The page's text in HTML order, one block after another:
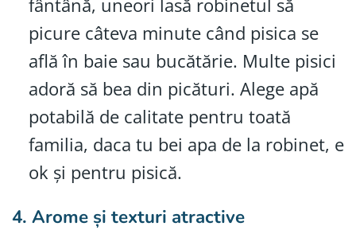
fântână, uneori lasă robinetul să
picure câteva minute când pisica se
află în baie sau bucătărie. Multe pisici
adoră să bea din picături. Alege apă
potabilă de calitate pentru toată
familia, daca tu bei apa de la robinet, e
ok și pentru pisică.
4. Arome și texturi atractive